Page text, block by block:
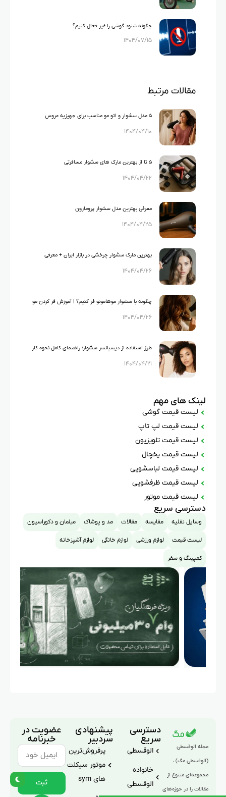
چگونه شنود گوشی را غیر فعال کنیم؟
۱۴۰۴/۰۷/۱۵
مقالات مرتبط
۵ مدل سشوار و اتو مو مناسب برای جهیزیه عروس
۱۴۰۴/۰۴/۱۰
۵ تا از بهترین مارک های سشوار مسافرتی
۱۴۰۴/۰۴/۲۲
معرفی بهترین مدل سشوار پرومارون
۱۴۰۴/۰۴/۲۵
بهترین مارک سشوار چرخشی در بازار ایران + معرفی
مدل‌های پرفروش
۱۴۰۴/۰۴/۲۶
چگونه با سشوار موهامونو فر کنیم؟ | آموزش فر کردن مو
با سشوار در ۵ گام
۱۴۰۴/۰۴/۲۶
طرز استفاده از دیسپانسر سشوار؛ راهنمای کامل نحوه کار
با دیسپانسر
۱۴۰۴/۰۴/۲۱
لینک های مهم
لیست قیمت گوشی
لیست قیمت لپ تاپ
لیست قیمت تلویزیون
لیست قیمت یخچال
لیست قیمت لباسشویی
لیست قیمت ظرفشویی
لیست قیمت موتور
دسترسی سریع
وسایل نقلیه مقایسه مقالات مد و پوشاک مبلمان و دکوراسیون
لیست قیمت لوازم ورزشی لوازم خانگی لوازم آشپزخانه
کمپینگ و سفر
مجله الوقسطی
(الوقسطی مگ) ،
مجموعه‌ای متنوع از
مقالات را در حوزه‌های
دسترسی
سریع
الوقسطی
خانواده
الوقسطی
پیشنهادی
سردبیر
پرفروش‌ترین
موتور سیکلت
های sym
عضویت در
خبرنامه
ثبت